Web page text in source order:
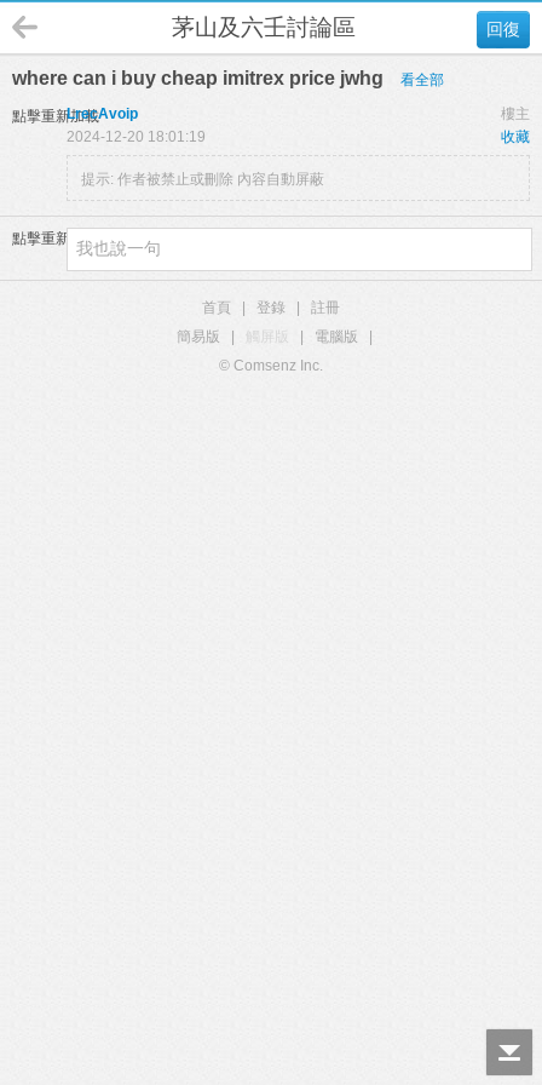
回復
茅山及六壬討論區
where can i buy cheap imitrex price jwhg 看全部
點擊重新加載 樓主
LrecAvoip
收藏
2024-12-20 18:01:19
提示: 作者被禁止或刪除 內容自動屏蔽
點擊重新加載
首頁 登錄
註冊
簡易版
觸屏版 電腦版
© Comsenz Inc.